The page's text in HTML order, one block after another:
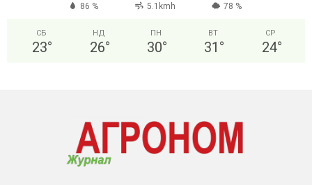
86 % 5.1kmh 78 %
СБ
23°
НД
26°
ПН
30°
ВТ
31 °
СР
24°